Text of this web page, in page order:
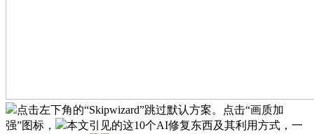
点击左下角的“Skipwizard”跳过默认方案。点击“画质加
强”图标，
本文引见的这10个AI修复东西及其利用方式，一